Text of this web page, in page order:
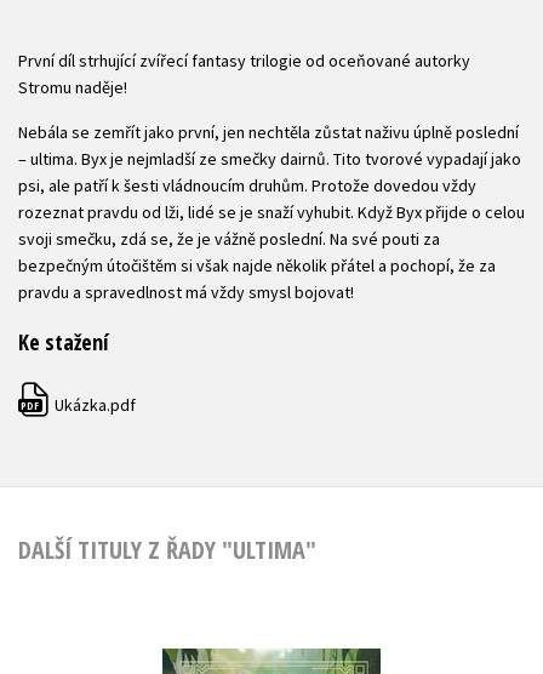
První díl strhující zvířecí fantasy trilogie od oceňované autorky
Stromu naděje!
Nebála se zemřít jako první, jen nechtěla zůstat naživu úplně poslední
– ultima. Byx je nejmladší ze smečky dairnů. Tito tvorové vypadají jako
psi, ale patří k šesti vládnoucím druhům. Protože dovedou vždy
rozeznat pravdu od lži, lidé se je snaží vyhubit. Když Byx přijde o celou
svoji smečku, zdá se, že je vážně poslední. Na své pouti za
bezpečným útočištěm si však najde několik přátel a pochopí, že za
pravdu a spravedlnost má vždy smysl bojovat!
Ke stažení
PDF Ukázka.pdf
DALŠÍ TITULY Z ŘADY "ULTIMA"